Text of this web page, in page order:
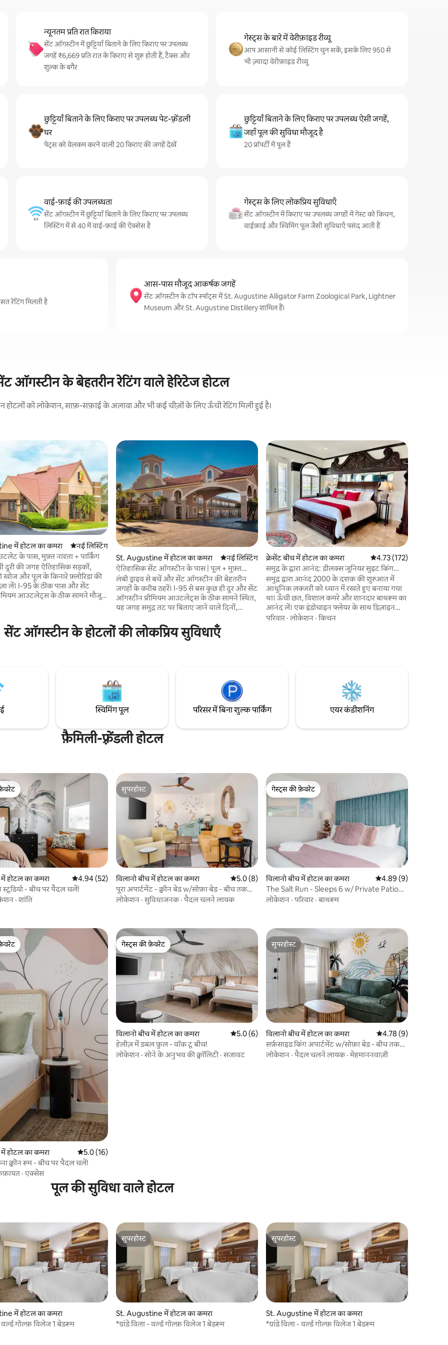
न्यूनतम प्रति रात किराया
सेंट ऑगस्टीन में छुट्टियाँ बिताने के लिए किराए पर उपलब्ध
जगहें ₹6,669 प्रति रात के किराए से शुरू होती हैं, टैक्स और
शुल्क के बगैर
गेस्ट्स के बारे में वेरीफ़ाइड रीव्यू
आप आसानी से कोई लिस्टिंग चुन सकें, इसके लिए 950 से
भी ज़्यादा वेरीफ़ाइड रीव्यू
छुट्टियाँ बिताने के लिए किराए पर उपलब्ध पेट-फ़्रेंडली
घर
पेट्स को वेलकम करने वाली 20 किराए की जगहें देखें
छुट्टियाँ बिताने के लिए किराए पर उपलब्ध ऐसी जगहें,
जहाँ पूल की सुविधा मौजूद है
20 प्रॉपर्टी में पूल हैं
वाई-फ़ाई की उपलब्धता
सेंट ऑगस्टीन में छुट्टियाँ बिताने के लिए किराए पर उपलब्ध
लिस्टिंग में से 40 में वाई-फ़ाई की ऐक्सेस है
गेस्ट्स के लिए लोकप्रिय सुविधाएँ
सेंट ऑगस्टीन में किराए पर उपलब्ध जगहों में गेस्ट को किचन,
वाईफ़ाई और स्विमिंग पूल जैसी सुविधाएँ पसंद आती हैं
रेटिंग मिलती है
आस-पास मौजूद आकर्षक जगहें
सेंट ऑगस्टीन के टॉप स्पॉट्स में St. Augustine Alligator Farm Zoological Park, Lightner
Museum और St. Augustine Distillery शामिल हैं।
ऑगस्टीन के बेहतरीन रेटिंग वाले हेरिटेज होटल
होटलों को लोकेशन, साफ़-सफ़ाई के अलावा और भी कई चीज़ों के लिए ऊँची रेटिंग मिली हुई है।
में होटल का कमरा ठहरने की नई जगह
नई लिस्टिंग
के पास, मुफ़्त नाश्ता + पार्किंग
दूरी की जगह ऐतिहासिक सड़कों,
और पूल के किनारे फ़्लोरिडा की
लें। I-95 के ठीक पास और सेंट
आउटलेट्स के ठीक सामने मौजूद
ऑगस्टीन सिर्फ़ 7 मील दूर है। सुबह
नाश्ते से करें, दोपहर अमेरिका के
St. Augustine में होटल का कमरा ठहरने की नई जगह
नई लिस्टिंग
ऐतिहासिक सेंट ऑगस्टीन के पास | पूल + मुफ़्त
पार्किंग
लंबी ड्राइव से बचें और सेंट ऑगस्टीन की बेहतरीन
जगहों के करीब ठहरें। I-95 से बस कुछ ही दूर और सेंट
ऑगस्टीन प्रीमियम आउटलेट्स के ठीक सामने स्थित,
यह जगह समुद्र तट पर बिताए जाने वाले दिनों,
रोमांच को आसान बनाती है। दोपहर का समय
आउटडोर पूल के पास बिताएँ, देश के सबसे पुराने
छुट्टियों के लिए डिज़ाइन किया गया है।
क्रेसेंट बीच में होटल का कमरा औसत रेटिंग 5 में से 4.73,
4.73 (172)
समुद्र के द्वारा आनंद: डीलक्स जूनियर सुइट किंग
शावर
समुद्र द्वारा आनंद 2000 के दशक की शुरुआत में
आधुनिक लक्जरी को ध्यान में रखते हुए बनाया गया
था। ऊँची छत, विशाल कमरे और शानदार बाथरूम का
आनंद लें। एक इंडोचाइन फ्लेयर के साथ डिज़ाइन
किया गया, प्रत्येक बेडरूम में गुणवत्ता वाले फर्नीचर
परिवार ·लोकेशन ·किचन
सेंट ऑगस्टीन के होटलों की लोकप्रिय सुविधाएँ
स्विमिंग पूल परिसर में बिना शुल्क पार्किंग एयर कंडीशनिंग
फ़ैमिली-फ़्रेंडली होटल
में होटल का कमरा औसत रेटिंग 5 में से 4.94, 52 समीक्षाएँ
4.94 (52)
स्टूडियो - बीच पर पैदल चलें!
·शांति
सुपरहोस्ट
सुपरहोस्ट
विलानो बीच में होटल का कमरा औसत रेटिंग 5 में से 5.0, 8 समीक्षाएँ
5.0 (8)
पूरा अपार्टमेंट - क्वीन बेड w/सोफ़ा बेड - बीच तक
पैदल चलें!
लोकेशन ·सुविधाजनक·पैदल चलने लायक
गेस्ट्स की फ़ेवरेट
गेस्ट्स की फ़ेवरेट
विलानो बीच में होटल का कमरा औसत रेटिंग 5 में से 4.89,
4.89 (9)
The Salt Run - Sleeps 6 w/ Private Patio
on Vilano
लोकेशन ·परिवार ·बाथरूम
में होटल का कमरा औसत रेटिंग 5 में से 5.0, 16 समीक्षाएँ
5.0 (16)
क्वीन रूम - बीच पर पैदल चलें!
·एक्सेस
गेस्ट्स की फ़ेवरेट
गेस्ट्स की फ़ेवरेट
विलानो बीच में होटल का कमरा औसत रेटिंग 5 में से 5.0, 6 समीक्षाएँ
5.0 (6)
हेलीज़ में डबल फ़ुल - वॉक टू बीच!
लोकेशन ·सोने के अनुभव की क्वॉलिटी ·सजावट
सुपरहोस्ट
सुपरहोस्ट
विलानो बीच में होटल का कमरा औसत रेटिंग 5 में से 4.78,
4.78 (9)
सर्फ़साइड किंग अपार्टमेंट w/सोफ़ा बेड - बीच तक
पैदल चलें!
लोकेशन ·पैदल चलने लायक·मेहमाननवाज़ी
पूल की सुविधा वाले होटल
में होटल का कमरा
वर्ल्ड गोल्फ़ विलेज 1 बेडरूम
सुपरहोस्ट
सुपरहोस्ट
St. Augustine में होटल का कमरा
*ग्रांडे विला - वर्ल्ड गोल्फ़ विलेज 1 बेडरूम
सुपरहोस्ट
सुपरहोस्ट
St. Augustine में होटल का कमरा
*ग्रांडे विला - वर्ल्ड गोल्फ़ विलेज 1 बेडरूम